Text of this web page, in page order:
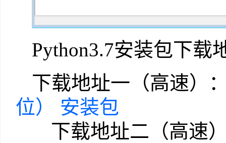
Python3.7安装包下载
下载地址一（高速）
位） 安装包
下载地址二（高速